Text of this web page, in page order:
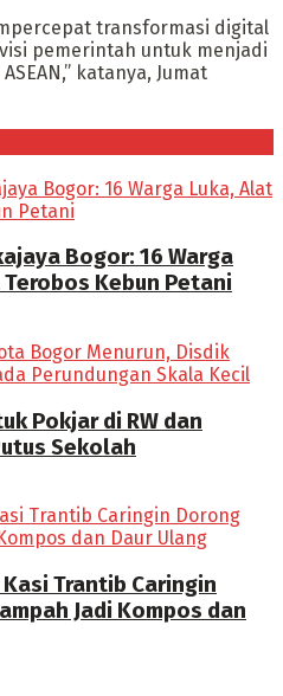
transformasi digital
pemerintah untuk menjadi
katanya, Jumat
Bogor: 16 Warga
Kebun Petani
Pokjar di RW dan
Sekolah
Trantib Caringin
Jadi Kompos dan